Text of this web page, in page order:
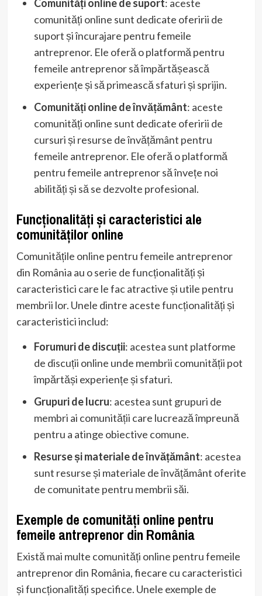
Comunități online de suport: aceste
comunități online sunt dedicate oferirii de
suport și încurajare pentru femeile
antreprenor. Ele oferă o platformă pentru
femeile antreprenor să împărtășească
experiențe și să primească sfaturi și sprijin.
Comunități online de învățământ: aceste
comunități online sunt dedicate oferirii de
cursuri și resurse de învățământ pentru
femeile antreprenor. Ele oferă o platformă
pentru femeile antreprenor să învețe noi
abilități și să se dezvolte profesional.
Funcționalități și caracteristici ale
comunităților online
Comunitățile online pentru femeile antreprenor
din România au o serie de funcționalități și
caracteristici care le fac atractive și utile pentru
membrii lor. Unele dintre aceste funcționalități și
caracteristici includ:
Forumuri de discuții: acestea sunt platforme
de discuții online unde membrii comunității pot
împărtăși experiențe și sfaturi.
Grupuri de lucru: acestea sunt grupuri de
membri ai comunității care lucrează împreună
pentru a atinge obiective comune.
Resurse și materiale de învățământ: acestea
sunt resurse și materiale de învățământ oferite
de comunitate pentru membrii săi.
Exemple de comunități online pentru
femeile antreprenor din România
Există mai multe comunități online pentru femeile
antreprenor din România, fiecare cu caracteristici
și funcționalități specifice. Unele exemple de